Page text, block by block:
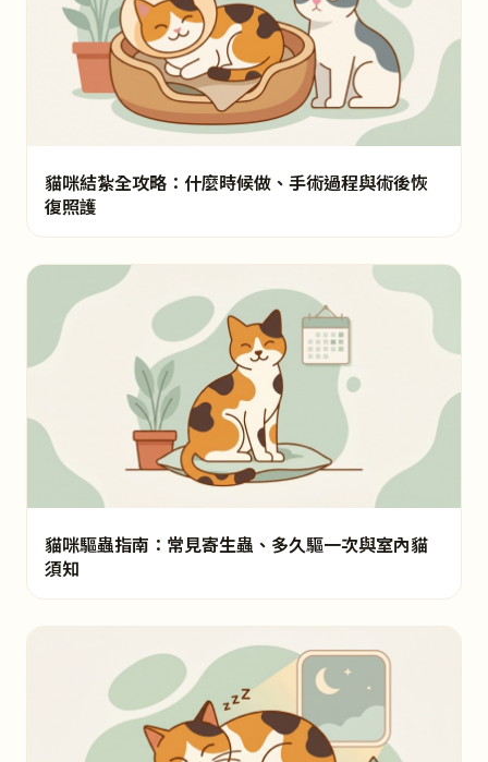
貓咪結紮全攻略：什麼時候做、手術過程與術後恢
復照護
貓咪驅蟲指南：常見寄生蟲、多久驅一次與室內貓
須知